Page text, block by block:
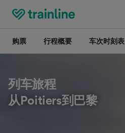
购票 行程概要 车次时刻表
列车旅程
从Poitiers到巴黎